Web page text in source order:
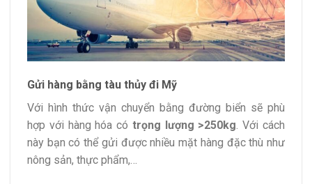
Gửi hàng bằng tàu thủy đi Mỹ
Với hình thức vận chuyển bằng đường biển sẽ phù
hợp với hàng hóa có trọng lượng >250kg. Với cách
này bạn có thể gửi được nhiều mặt hàng đặc thù như
nông sản, thực phẩm,…